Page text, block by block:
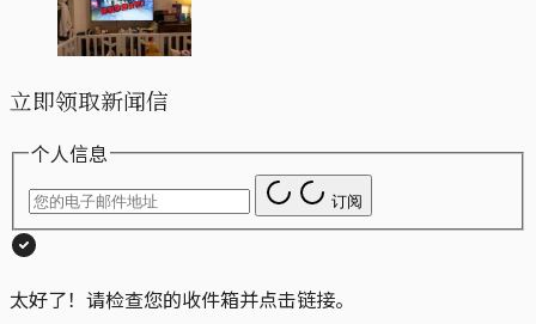
立即领取新闻信
个人信息
订阅
太好了！请检查您的收件箱并点击链接。